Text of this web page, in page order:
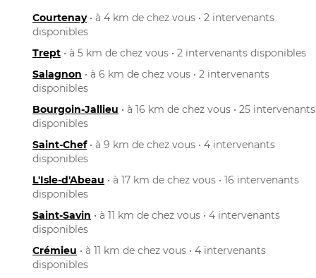
Courtenay• à 4 km de chez vous • 2 intervenants
disponibles
Trept • à 5 km de chez vous • 2 intervenants disponibles
Salagnon • à 6 km de chez vous • 2 intervenants
disponibles
Bourgoin-Jallieu • à 16 km de chez vous • 25 intervenants
disponibles
Saint-Chef• à 9 km de chez vous • 4 intervenants
disponibles
L'Isle-d'Abeau • à 17 km de chez vous • 16 intervenants
disponibles
Saint-Savin • à 11 km de chez vous • 4 intervenants
disponibles
Crémieu • à 11 km de chez vous • 4 intervenants
disponibles